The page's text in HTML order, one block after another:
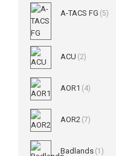
A-TACS FG (5)
ACU (2)
AOR1 (4)
AOR2 (7)
Badlands (1)